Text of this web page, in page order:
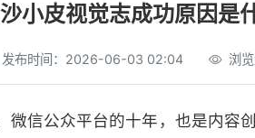
沙小皮视觉志成功原因是
发布时间：2026-06-03 02:04 浏
微信公众平台的十年，也是内容